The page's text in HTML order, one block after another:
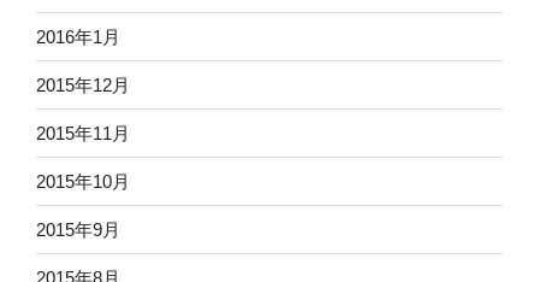
2016年1月
2015年12月
2015年11月
2015年10月
2015年9月
2015年8月